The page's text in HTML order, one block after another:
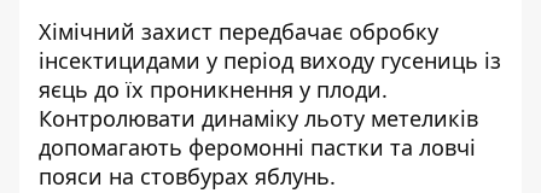
Хімічний захист передбачає обробку
інсектицидами у період виходу гусениць із
яєць до їх проникнення у плоди.
Контролювати динаміку льоту метеликів
допомагають феромонні пастки та ловчі
пояси на стовбурах яблунь.